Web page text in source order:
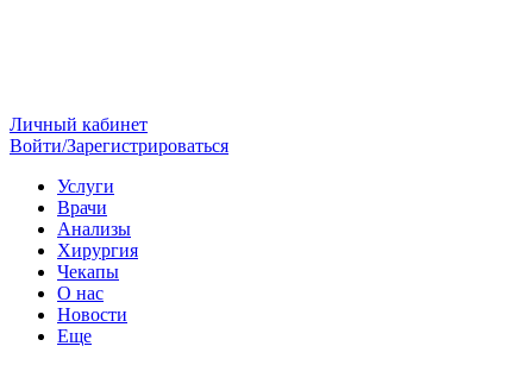
Личный кабинет
Войти/Зарегистрироваться
Услуги
Врачи
Анализы
Хирургия
Чекапы
О нас
Новости
Еще